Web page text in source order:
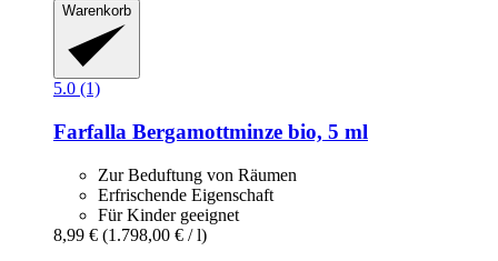
Warenkorb
5.0 (1)
Farfalla Bergamottminze bio, 5 ml
Zur Beduftung von Räumen
Erfrischende Eigenschaft
Für Kinder geeignet
8,99 € (1.798,00 € / l)